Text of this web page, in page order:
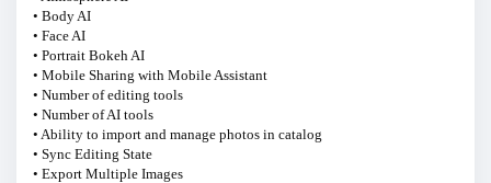
• Body AI
• Face AI
• Portrait Bokeh AI
• Mobile Sharing with Mobile Assistant
• Number of editing tools
• Number of AI tools
• Ability to import and manage photos in catalog
• Sync Editing State
• Export Multiple Images